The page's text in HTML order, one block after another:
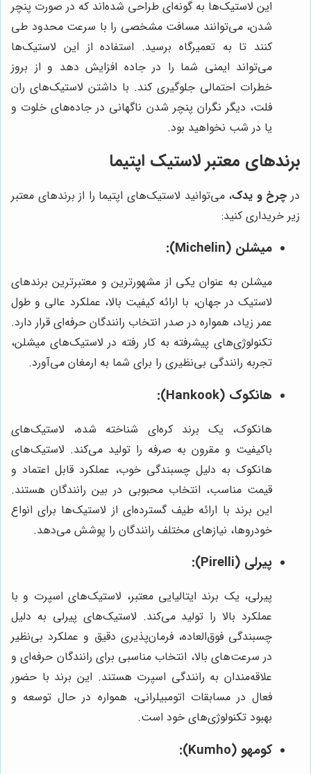
این لاستیک‌ها به گونه‌ای طراحی شده‌اند که در صورت پنچر
شدن، می‌توانند مسافت مشخصی را با سرعت محدود طی
کنند تا به تعمیرگاه برسید. استفاده از این لاستیک‌ها
می‌تواند ایمنی شما را در جاده افزایش دهد و از بروز
خطرات احتمالی جلوگیری کند. با داشتن لاستیک‌های ران
فلت، دیگر نگران پنچر شدن ناگهانی در جاده‌های خلوت و
یا در شب نخواهید بود.
برندهای معتبر لاستیک اپتیما
در چرخ و یدک، می‌توانید لاستیک‌های اپتیما را از برندهای معتبر
زیر خریداری کنید:
میشلن (Michelin):
میشلن به عنوان یکی از مشهورترین و معتبرترین برندهای
لاستیک در جهان، با ارائه کیفیت بالا، عملکرد عالی و طول
عمر زیاد، همواره در صدر انتخاب رانندگان حرفه‌ای قرار دارد.
تکنولوژی‌های پیشرفته به کار رفته در لاستیک‌های میشلن،
تجربه رانندگی بی‌نظیری را برای شما به ارمغان می‌آورد.
هانکوک (Hankook):
هانکوک، یک برند کره‌ای شناخته شده، لاستیک‌های
باکیفیت و مقرون به صرفه را تولید می‌کند. لاستیک‌های
هانکوک به دلیل چسبندگی خوب، عملکرد قابل اعتماد و
قیمت مناسب، انتخاب محبوبی در بین رانندگان هستند.
این برند با ارائه طیف گسترده‌ای از لاستیک‌ها برای انواع
خودروها، نیازهای مختلف رانندگان را پوشش می‌دهد.
پیرلی (Pirelli):
پیرلی، یک برند ایتالیایی معتبر، لاستیک‌های اسپرت و با
عملکرد بالا را تولید می‌کند. لاستیک‌های پیرلی به دلیل
چسبندگی فوق‌العاده، فرمان‌پذیری دقیق و عملکرد بی‌نظیر
در سرعت‌های بالا، انتخاب مناسبی برای رانندگان حرفه‌ای و
علاقه‌مندان به رانندگی اسپرت هستند. این برند با حضور
فعال در مسابقات اتومبیلرانی، همواره در حال توسعه و
بهبود تکنولوژی‌های خود است.
کومهو (Kumho):